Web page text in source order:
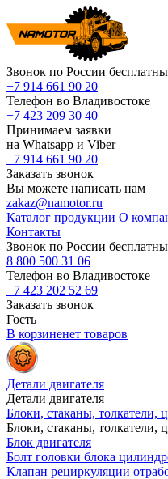
Звонок по России
+7 914 661 90 20
Телефон во Владивостоке
+7 423 209 30 40
Принимаем заявки
на Whatsapp и Viber
+7 914 661 90 20
Заказать звонок
Вы можете написать нам
zakaz@namotor.ru
Каталог продукции О
Контакты
Звонок по России
8 800 500 31 06
Телефон во Владивостоке
+7 423 202 52 69
Заказать звонок
Гость
В корзиненет товаров
Детали двигателя
Детали двигателя
Блоки, стаканы, толкатели,
Блоки, стаканы, толкатели,
Блок двигателя
Болт головки блока
Клапан рециркуляции